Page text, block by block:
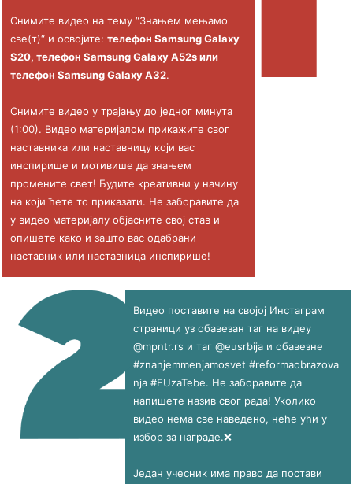
Снимите видео на тему “Знањем мењамо
све(т)“ и освојите: телефон Samsung Galaxy
S20, телефон Samsung Galaxy A52s или
телефон Samsung Galaxy A32.
Снимите видео у трајању до једног минута
(1:00). Видео материјалом прикажите свог
наставника или наставницу који вас
инспирише и мотивише да знањем
промените свет! Будите креативни у начину
на који ћете то приказати. Не заборавите да
у видео материјалу објасните свој став и
опишете како и зашто вас одабрани
наставник или наставница инспирише!
Видео поставите на својој Инстаграм
страници уз обавезан таг на видеу
@mpntr.rs и таг @eusrbija и обавезне
#znanjemmenjamosvet #reformaobrazova
nja #EUzaTebe. Не заборавите да
напишете назив свог рада! Уколико
видео нема све наведено, неће ући у
избор за награде.❌
Један учесник има право да постави